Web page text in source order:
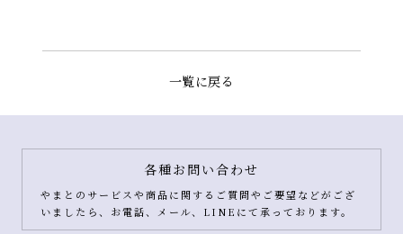
一覧に戻る
各種お問い合わせ
やまとのサービスや商品に関するご質問やご要望などがござ
いましたら、お電話、メール、LINEにて承っております。